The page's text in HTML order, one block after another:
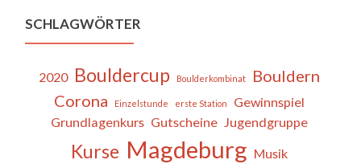
SCHLAGWÖRTER
2020 Bouldercup Boulderkombinat
Bouldern
Corona
Einzelstunde erste Station
Gewinnspiel
Grundlagenkurs Gutscheine Jugendgruppe
Kurse Magdeburg Musik